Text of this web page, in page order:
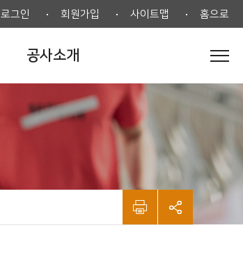
로그인 회원가입 사이트맵 홈으로
공사소개